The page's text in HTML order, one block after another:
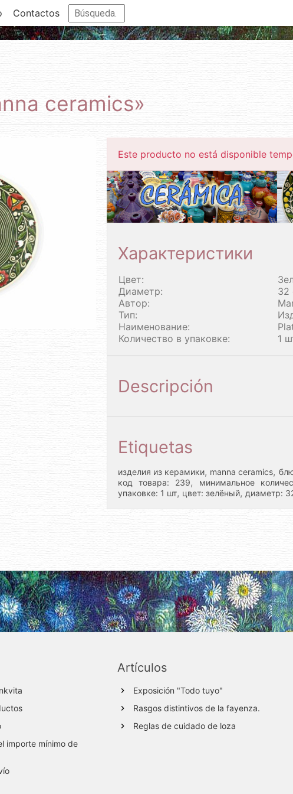
Contactos
ceramics»
Este producto no está disponible
Характеристики
Цвет:
Диаметр:
32
Автор:
Тип:
Наименование:
Количество в упаковке:
1
Descripción
Etiquetas
изделия из керамики, manna ceramics,
код товара: 239, минимальное
упаковке: 1 шт, цвет: зелёный, диаметр:
importe mínimo de
Artículos
Exposición "Todo tuyo"
Rasgos distintivos de la fayenza.
Reglas de cuidado de loza